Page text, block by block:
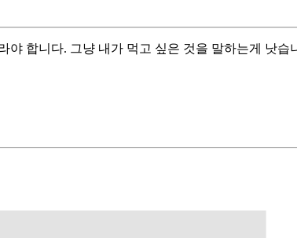
합니다. 그냥 내가 먹고 싶은 것을 말하는게 낫